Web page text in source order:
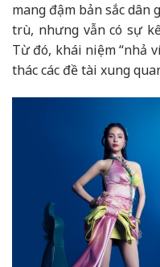
mang đậm bản sắc dân
trù, nhưng vẫn có sự
Từ đó, khái niệm “nhả
thác các đề tài xung